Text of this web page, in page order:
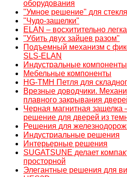
оборудования
"Умное решение" для
"Чудо-защелки"
ELAN – восхитительно
"Убить двух зайцев разом"
Подъемный механизм с
SLS-ELAN
Индустральные компоненты
Мебельные компоненты
HG-TMH Петля для
Врезные доводчики.
плавного закрывания
Черная магнитная защелка
решение для дверей из
Решения для
Индустриальные решения
Интерьерные решения
SUGATSUNE делает
просторной
Элегантные решения для